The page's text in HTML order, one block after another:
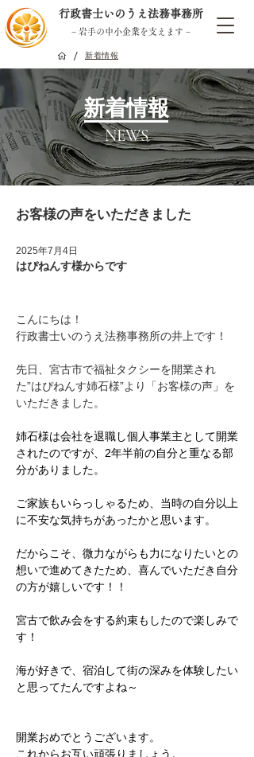
/ 新着情報
行政書士いのうえ法務事務所
− 岩手の中小企業を支えます −
新着情報
NEWS
お客様の声をいただきました
2025年7月4日
はぴねんす様からです
こんにちは！
行政書士いのうえ法務事務所の井上です！
先日、宮古市で福祉タクシーを開業され
た”はぴねんす姉石様”より「お客様の声」を
いただきました。
姉石様は会社を退職し個人事業主として開業
されたのですが、2年半前の自分と重なる部
分がありました。
ご家族もいらっしゃるため、当時の自分以上
に不安な気持ちがあったかと思います。
だからこそ、微力ながらも力になりたいとの
想いで進めてきたため、喜んでいただき自分
の方が嬉しいです！！
宮古で飲み会をする約束もしたので楽しみで
す！
海が好きで、宿泊して街の深みを体験したい
と思ってたんですよね～
開業おめでとうございます。
これからお互い頑張りましょう。